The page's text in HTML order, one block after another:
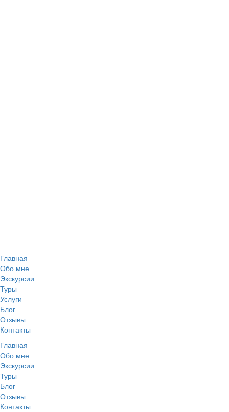
Главная
Обо мне
Экскурсии
Туры
Услуги
Блог
Отзывы
Контакты
Главная
Обо мне
Экскурсии
Туры
Блог
Отзывы
Контакты